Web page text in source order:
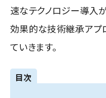
速なテクノロジー導入
効果的な技術継承アプ
ていきます。
目次